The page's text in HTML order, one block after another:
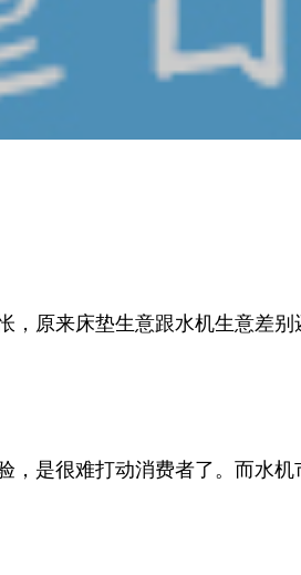
，原来床垫生意跟水机生意差别
，是很难打动消费者了。而水机